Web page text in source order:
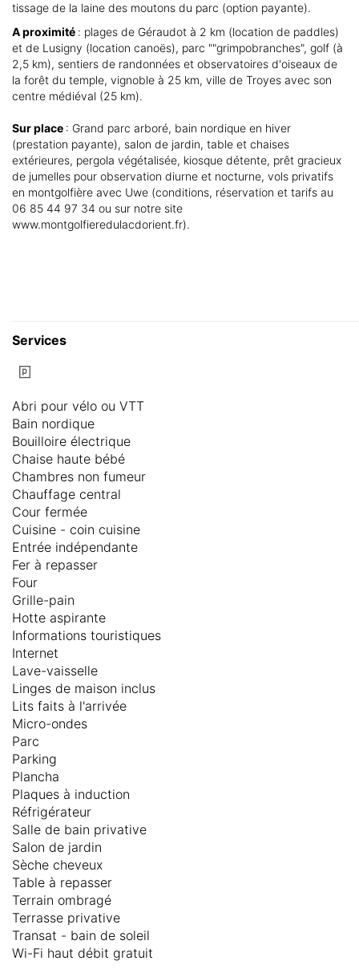
tissage de la laine des moutons du parc (option payante).
A proximité : plages de Géraudot à 2 km (location de paddles)
et de Lusigny (location canoës), parc ""grimpobranches", golf (à
2,5 km), sentiers de randonnées et observatoires d'oiseaux de
la forêt du temple, vignoble à 25 km, ville de Troyes avec son
centre médiéval (25 km).
Sur place : Grand parc arboré, bain nordique en hiver
(prestation payante), salon de jardin, table et chaises
extérieures, pergola végétalisée, kiosque détente, prêt gracieux
de jumelles pour observation diurne et nocturne, vols privatifs
en montgolfière avec Uwe (conditions, réservation et tarifs au
06 85 44 97 34 ou sur notre site
www.montgolfieredulacdorient.fr).
Services
Abri pour vélo ou VTT
Bain nordique
Bouilloire électrique
Chaise haute bébé
Chambres non fumeur
Chauffage central
Cour fermée
Cuisine - coin cuisine
Entrée indépendante
Fer à repasser
Four
Grille-pain
Hotte aspirante
Informations touristiques
Internet
Lave-vaisselle
Linges de maison inclus
Lits faits à l'arrivée
Micro-ondes
Parc
Parking
Plancha
Plaques à induction
Réfrigérateur
Salle de bain privative
Salon de jardin
Sèche cheveux
Table à repasser
Terrain ombragé
Terrasse privative
Transat - bain de soleil
Wi-Fi haut débit gratuit